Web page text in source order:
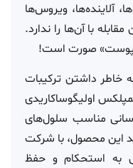
آلاینده‌ها، ویروس‌ها
با آن‌ها را ندارد.
پوست» صورت است!
خاطر داشتن ترکیبات
اولیگوساکاریدی
مناسب سلول‌های
این محصول، با شرکت
به استحکام و حفظ